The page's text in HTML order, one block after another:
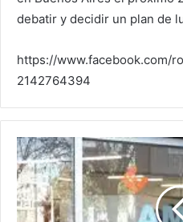
debatir y decidir un plan de
https://www.facebook.com/
2142764394